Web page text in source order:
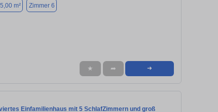
m² Zimmer 6
★ ➦ ➜
Einfamilienhaus mit 5 SchlafZimmern und groß